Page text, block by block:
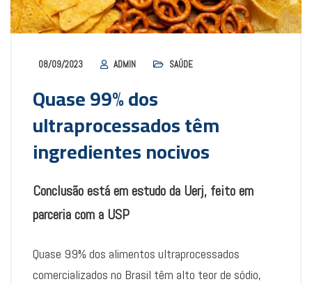
08/09/2023 ADMIN SAÚDE
Quase 99% dos
ultraprocessados têm
ingredientes nocivos
Conclusão está em estudo da Uerj, feito em
parceria com a USP
Quase 99% dos alimentos ultraprocessados
comercializados no Brasil têm alto teor de sódio,